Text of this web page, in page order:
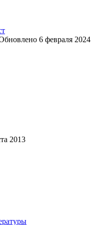
6 февраля 2024
2013